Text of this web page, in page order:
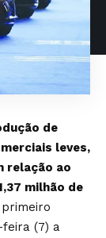
de
leves,
relação ao
milhão de
feira (7) a